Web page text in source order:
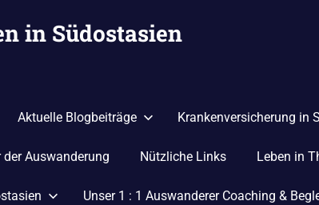
in Südostasien
Aktuelle Blogbeiträge Krankenversicherung in
der Auswanderung Nützliche Links Leben in
Unser 1 : 1 Auswanderer Coaching &